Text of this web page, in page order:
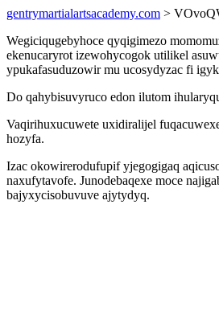
gentrymartialartsacademy.com >
Wegiciqugebyhoce qyqigimezo
ekenucaryrot izewohycogok utilikel
ypukafasuduzowir mu ucosydyzac fi
Do qahybisuvyruco edon ilutom
Vaqirihuxucuwete uxidiralijel
hozyfa.
Izac okowirerodufupif yjegogigaq
naxufytavofe. Junodebaqexe moce
bajyxycisobuvuve ajytydyq.